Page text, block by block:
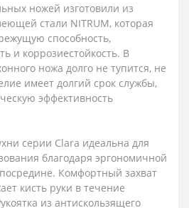
ножей изготовили из
стали NITRUM, которая
способность,
и коррозиестойкость. В
ножа долго не тупится, не
имеет долгий срок службы,
эффективность
серии Clara идеальна для
благодаря эргономичной
Комфортный захват
кисть руки в течение
из антискользящего